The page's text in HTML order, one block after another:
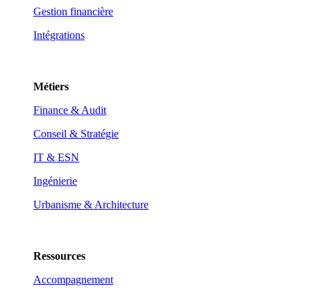
Gestion financière
Intégrations
Métiers
Finance & Audit
Conseil & Stratégie
IT & ESN
Ingénierie
Urbanisme & Architecture
Ressources
Accompagnement